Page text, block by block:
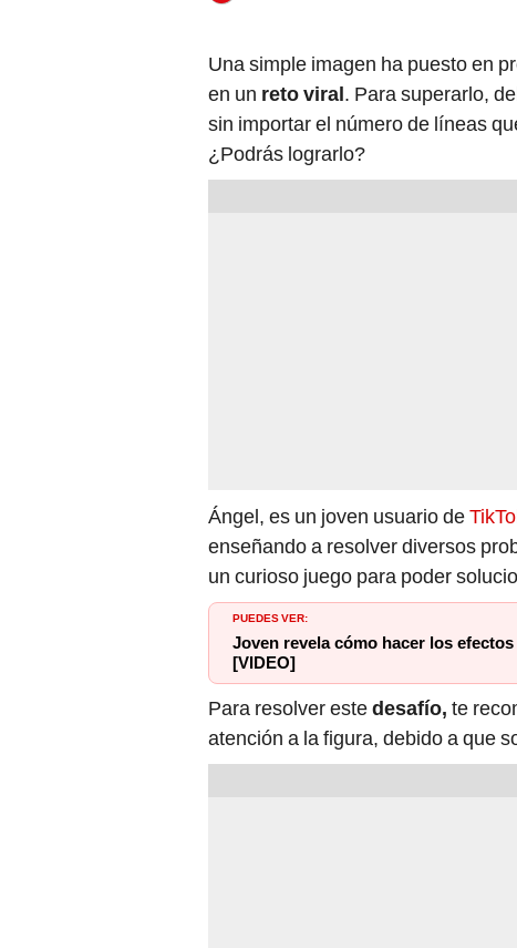
Una simple imagen ha puesto en
en un reto viral. Para superarlo,
sin importar el número de líneas
¿Podrás lograrlo?
Ángel, es un joven usuario de
enseñando a resolver diversos
un curioso juego para poder
PUEDES VER:
Joven revela cómo hacer los
[VIDEO]
Para resolver estedesafío, te
atención a la figura, debido a que